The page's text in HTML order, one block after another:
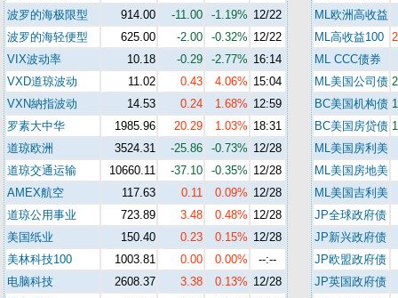
波罗的海极限型
914.00 -11.00 -1.19% 12/22
波罗的海轻便型
625.00 -2.00 -0.32% 12/22
VIX波动率
10.18 -0.29 -2.77% 16:14
VXD道琼波动
11.02 0.43 4.06% 15:04
VXN納指波动
14.53 0.24 1.68% 12:59
罗素大中华
1985.96 20.29 1.03% 18:31
道琼欧洲
3524.31 -25.86 -0.73% 12/28
道琼交通运输
10660.11 -37.10 -0.35% 12/28
AMEX航空
117.63 0.11 0.09% 12/28
道琼公用事业
723.89 3.48 0.48% 12/28
美国纸业
150.40 0.23 0.15% 12/28
美林科技100
1003.81 0.00 0.00%
--:--
电脑科技
2608.37 3.38 0.13% 12/28
ML欧洲高收益
ML高收益100
ML CCC债券
ML美国公司债
BC美国机构债
BC美国房贷债
ML美国房利美
ML美国房地美
ML美国吉利美
JP全球政府债
JP新兴政府债
JP欧盟政府债
JP英国政府债